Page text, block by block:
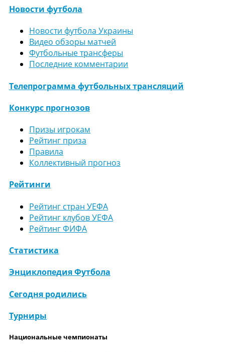
Новости футбола
Новости футбола Украины
Видео обзоры матчей
Футбольные трансферы
Последние комментарии
Телепрограмма футбольных трансляций
Конкурс прогнозов
Призы игрокам
Рейтинг приза
Правила
Коллективный прогноз
Рейтинги
Рейтинг стран УЕФА
Рейтинг клубов УЕФА
Рейтинг ФИФА
Статистика
Энциклопедия Футбола
Сегодня родились
Турниры
Национальные чемпионаты